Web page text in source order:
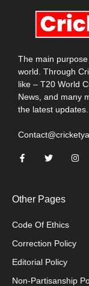
The main
world. Through
like – T20 World
News, and many
the latest updates.
Other Pages
Code Of Ethics
Correction Policy
Editorial Policy
Non-Partisanship